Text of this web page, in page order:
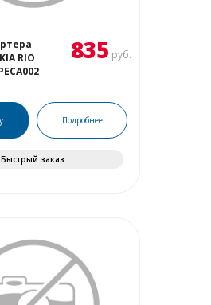
RIO
835 руб.
Подробнее
Быстрый заказ